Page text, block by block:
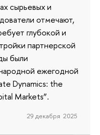
сырьевых и
отмечают,
глубокой и
партнерской
были
ежегодной
Dynamics: the
Markets”.
29 декабря 2025